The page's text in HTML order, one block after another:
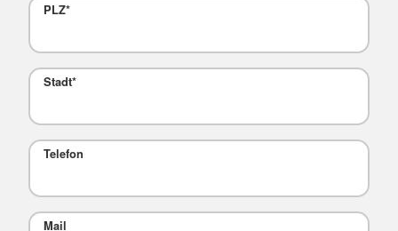
PLZ*
Stadt*
Telefon
Mail